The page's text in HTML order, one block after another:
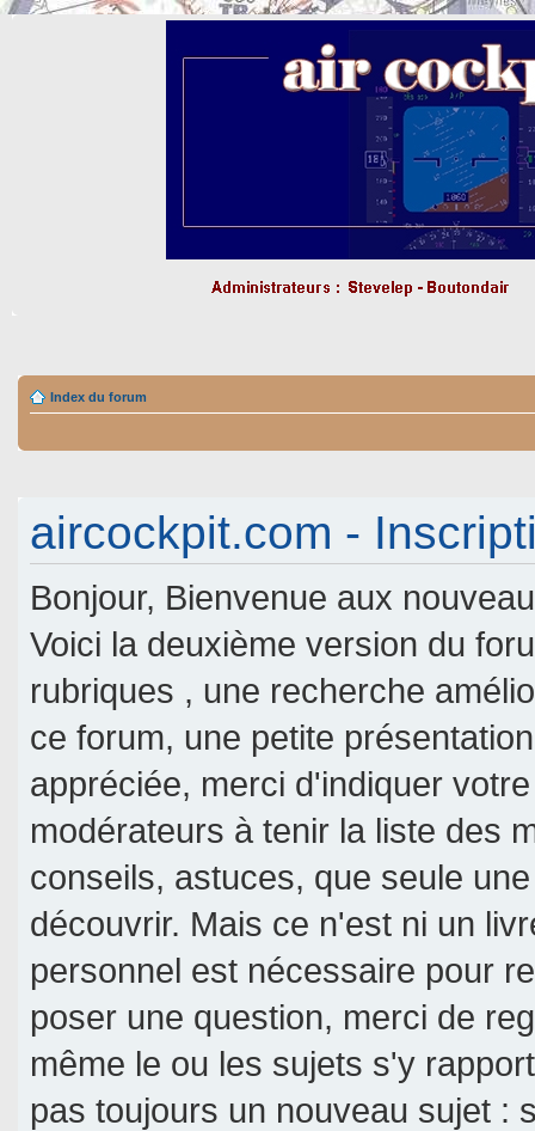
Index du forum
aircockpit.com -
Bonjour, Bienvenue aux
Voici la deuxième version du
rubriques , une recherche
ce forum, une petite
appréciée, merci d'indiquer
modérateurs à tenir la liste des
conseils, astuces, que seule
découvrir. Mais ce n'est ni un
personnel est nécessaire pour
poser une question, merci de
même le ou les sujets s'y
pas toujours un nouveau sujet :